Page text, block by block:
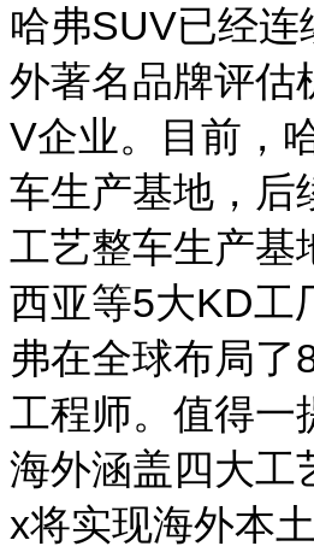
哈弗SUV已经
外著名品牌评估
V企业。目前，
车生产基地，后
工艺整车生产基
西亚等5大KD工
弗在全球布局了
工程师。值得一
海外涵盖四大工
x将实现海外本